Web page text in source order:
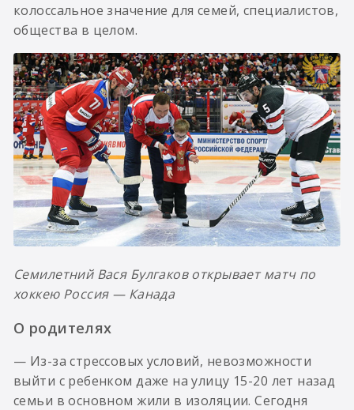
колоссальное значение для семей, специалистов,
общества в целом.
Семилетний Вася Булгаков открывает матч по
хоккею Россия — Канада
О родителях
— Из-за стрессовых условий, невозможности
выйти с ребенком даже на улицу 15-20 лет назад
семьи в основном жили в изоляции. Сегодня